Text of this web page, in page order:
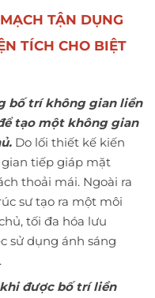
TẬN DỤNG
TÍCH CHO BIỆT
bố trí không gian liền
tạo một không gian
Do lối thiết kế kiến
tiếp giáp mặt
thoải mái. Ngoài ra
sư tạo ra một môi
tối đa hóa lưu
sử dụng ánh sáng
được bố trí liền